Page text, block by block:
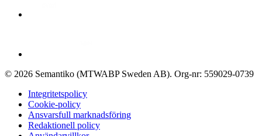
© 2026 Semantiko (MTWABP Sweden AB). Org-nr: 559029-0739
Integritetspolicy
Cookie-policy
Ansvarsfull marknadsföring
Redaktionell policy